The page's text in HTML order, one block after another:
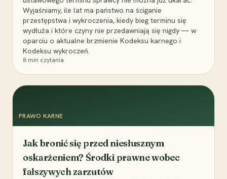
Wyjaśniamy, ile lat ma państwo na ściganie
przestępstwa i wykroczenia, kiedy bieg terminu się
wydłuża i które czyny nie przedawniają się nigdy — w
oparciu o aktualne brzmienie Kodeksu karnego i
Kodeksu wykroczeń.
8 min czytania
PRAWO KARNE
Jak bronić się przed niesłusznym
oskarżeniem? Środki prawne wobec
fałszywych zarzutów